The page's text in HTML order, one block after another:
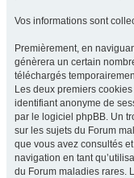
Vos informations sont
Premièrement, en
génèrera un certain
téléchargés
Les deux premiers
identifiant anonyme de
par le logiciel phpBB. Un
sur les sujets du Forum
que vous avez consultés
navigation en tant
du Forum maladies rares.